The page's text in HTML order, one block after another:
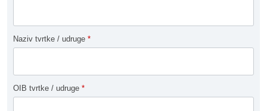
Naziv tvrtke / udruge *
OIB tvrtke / udruge *